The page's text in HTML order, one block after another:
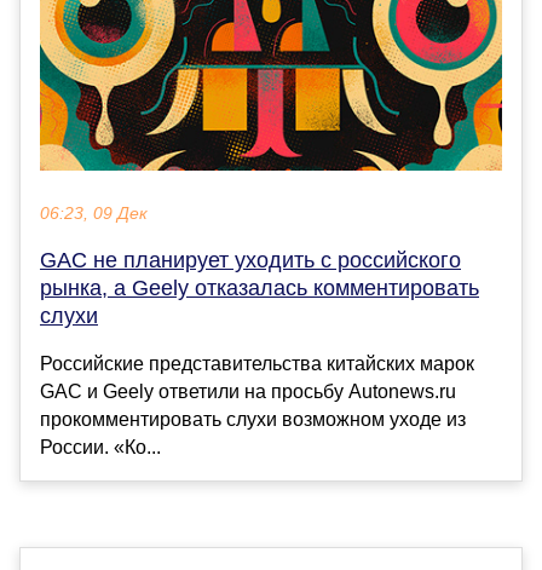
06:23, 09 Дек
GAC не планирует уходить с российского
рынка, а Geely отказалась комментировать
слухи
Российские представительства китайских марок
GAC и Geely ответили на просьбу Autonews.ru
прокомментировать слухи возможном уходе из
России. «Ко...